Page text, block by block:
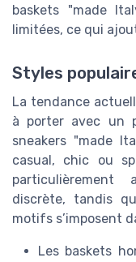
baskets "made
limitées, ce qui
Styles
La tendance
à porter avec un
sneakers "made
casual, chic ou
particulièrement
discrète, tandis
motifs s’imposent
Les baskets